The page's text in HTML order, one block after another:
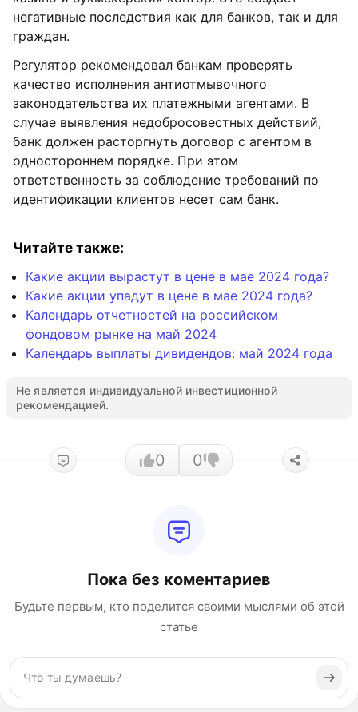
негативные последствия как для банков, так и для
граждан.
Регулятор рекомендовал банкам проверять
качество исполнения антиотмывочного
законодательства их платежными агентами. В
случае выявления недобросовестных действий,
банк должен расторгнуть договор с агентом в
одностороннем порядке. При этом
ответственность за соблюдение требований по
идентификации клиентов несет сам банк.
Читайте также:
Какие акции вырастут в цене в мае 2024 года?
Какие акции упадут в цене в мае 2024 года?
Календарь отчетностей на российском
фондовом рынке на май 2024
Календарь выплаты дивидендов: май 2024 года
Не является индивидуальной инвестиционной
рекомендацией.
0 0
Пока без коментариев
Будьте первым, кто поделится своими мыслями об этой
статье